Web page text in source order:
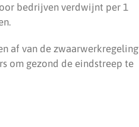
bedrijven verdwijnt per 1
af van de zwaarwerkregeling
om gezond de eindstreep te